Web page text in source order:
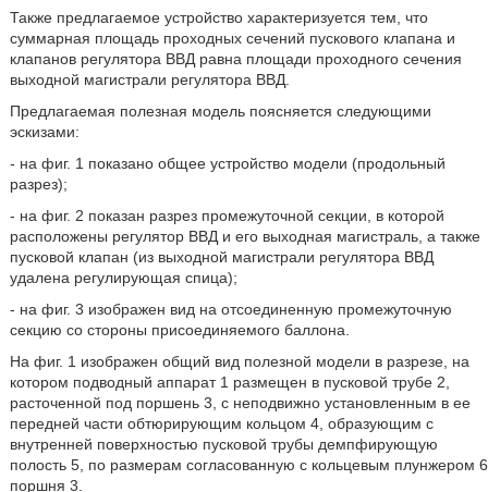
Также предлагаемое устройство характеризуется тем, что
суммарная площадь проходных сечений пускового клапана и
клапанов регулятора ВВД равна площади проходного сечения
выходной магистрали регулятора ВВД.
Предлагаемая полезная модель поясняется следующими
эскизами:
- на фиг. 1 показано общее устройство модели (продольный
разрез);
- на фиг. 2 показан разрез промежуточной секции, в которой
расположены регулятор ВВД и его выходная магистраль, а также
пусковой клапан (из выходной магистрали регулятора ВВД
удалена регулирующая спица);
- на фиг. 3 изображен вид на отсоединенную промежуточную
секцию со стороны присоединяемого баллона.
На фиг. 1 изображен общий вид полезной модели в разрезе, на
котором подводный аппарат 1 размещен в пусковой трубе 2,
расточенной под поршень 3, с неподвижно установленным в ее
передней части обтюрирующим кольцом 4, образующим с
внутренней поверхностью пусковой трубы демпфирующую
полость 5, по размерам согласованную с кольцевым плунжером 6
поршня 3.